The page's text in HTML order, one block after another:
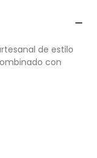
de estilo
con